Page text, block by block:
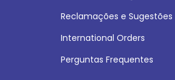
Reclamações e Sugestões
International Orders
Perguntas Frequentes